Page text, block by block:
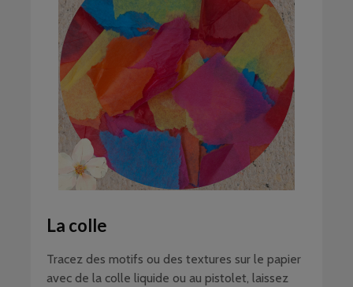
La colle
Tracez des motifs ou des textures sur le papier
avec de la colle liquide ou au pistolet, laissez